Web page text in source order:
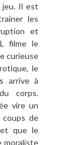
jeu. Il est
les
et
filme le
curieuse
le
arrive à
corps.
vire un
de
et que le
moraliste